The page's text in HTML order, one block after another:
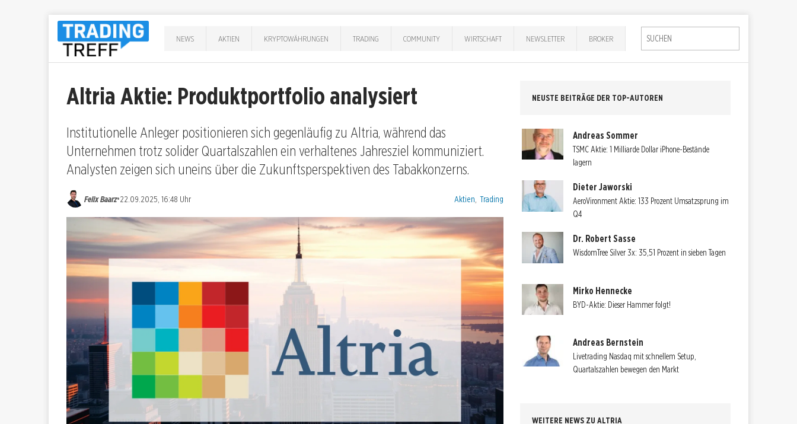
NEWS AKTIEN KRYPTOWÄHRUNGEN TRADING COMMUNITY WIRTSCHAFT NEWSLETTER BROKER
Altria Aktie: Produktportfolio analysiert
Institutionelle Anleger positionieren sich gegenläufig zu Altria, während das
Unternehmen trotz solider Quartalszahlen ein verhaltenes Jahresziel kommuniziert.
Analysten zeigen sich uneins über die Zukunftsperspektiven des Tabakkonzerns.
Felix Baarz•22.09.2025, 16:48 Uhr Kategorien:
Aktien Trading
NEUSTE BEITRÄGE DER TOP-AUTOREN
Andreas Sommer
TSMC Aktie: 1 Milliarde Dollar iPhone-Bestände
lagern
Dieter Jaworski
AeroVironment Aktie: 133 Prozent Umsatzsprung im
Q4
Dr. Robert Sasse
WisdomTree Silver 3x: 35,51 Prozent in sieben Tagen
Mirko Hennecke
BYD-Aktie: Dieser Hammer folgt!
Andreas Bernstein
Livetrading Nasdaq mit schnellem Setup,
Quartalszahlen bewegen den Markt
WEITERE NEWS ZU ALTRIA